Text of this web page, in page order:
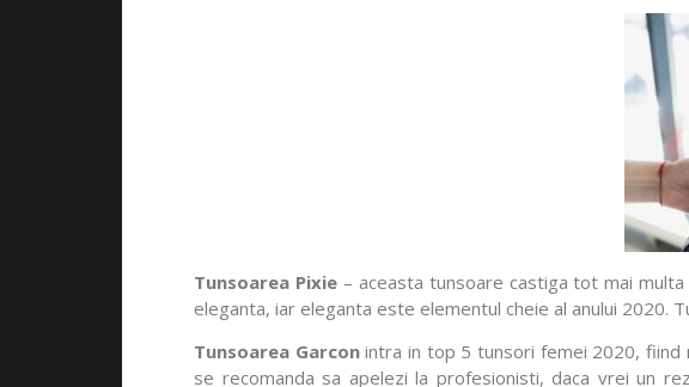
Tunsoarea Pixie– aceasta tunsoare castiga tot mai
eleganta, iar eleganta este elementul cheie al anului 2020.
Tunsoarea Garconintra in top 5 tunsori femei 2020, fiind
se recomanda sa apelezi la profesionisti, daca vrei un